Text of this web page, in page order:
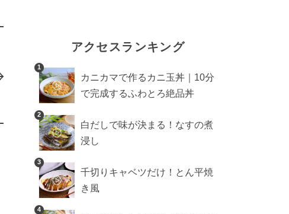
アクセスランキング
1
カニカマで作るカニ玉丼｜10分
で完成するふわとろ絶品丼
2
白だしで味が決まる！なすの煮
浸し
3
千切りキャベツだけ！とん平焼
き風
4